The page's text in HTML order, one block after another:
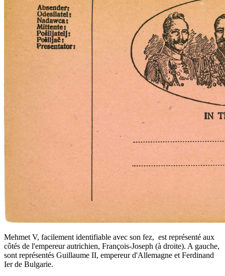
Mehmet V, facilement identifiable avec son fez, est représenté aux
côtés de l'empereur autrichien, François-Joseph (à droite). A gauche,
sont représentés Guillaume II, empereur d'Allemagne et Ferdinand
Ier de Bulgarie.